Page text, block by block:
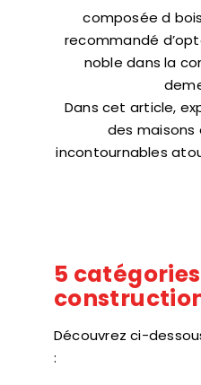
composée d
recommandé
noble dans la
Dans cet article,
des maisons
incontournables
5
Découvrez ci-
: